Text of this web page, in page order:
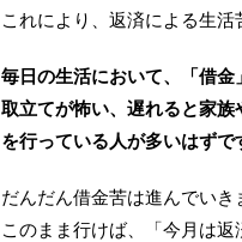
これにより、返済による生活
毎日の生活において、「借金
取立てが怖い、遅れると家
を行っている人が多いはずで
だんだん借金苦は進んでいき
このまま行けば、「今月は